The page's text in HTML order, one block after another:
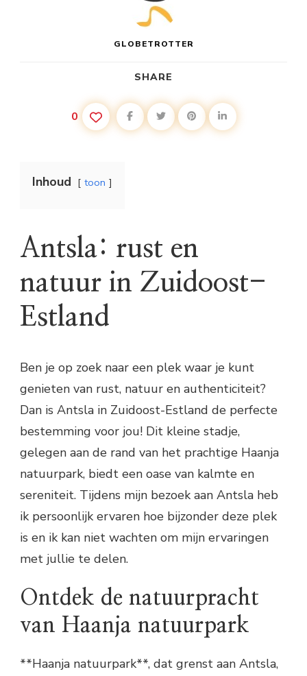
GLOBETROTTER
SHARE
0
Inhoud toon
Antsla: rust en
natuur in Zuidoost-
Estland
Ben je op zoek naar een plek waar je kunt
genieten van rust, natuur en authenticiteit?
Dan is Antsla in Zuidoost-Estland de perfecte
bestemming voor jou! Dit kleine stadje,
gelegen aan de rand van het prachtige Haanja
natuurpark, biedt een oase van kalmte en
sereniteit. Tijdens mijn bezoek aan Antsla heb
ik persoonlijk ervaren hoe bijzonder deze plek
is en ik kan niet wachten om mijn ervaringen
met jullie te delen.
Ontdek de natuurpracht
van Haanja natuurpark
**Haanja natuurpark**, dat grenst aan Antsla,